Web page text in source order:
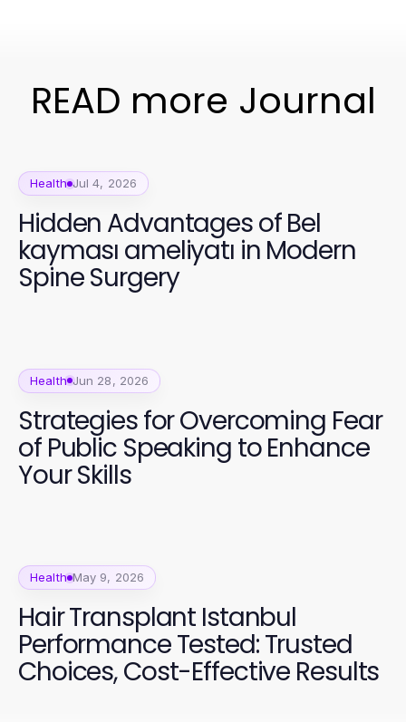
READ more Journal
Health Jul 4, 2026
Hidden Advantages of Bel
kayması ameliyatı in Modern
Spine Surgery
Health Jun 28, 2026
Strategies for Overcoming Fear
of Public Speaking to Enhance
Your Skills
Health May 9, 2026
Hair Transplant Istanbul
Performance Tested: Trusted
Choices, Cost-Effective Results